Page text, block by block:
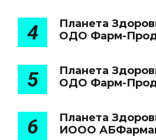
4
Планета
ОДО Фарм-
5
Планета
ОДО Фарм-
6
Планета
ИООО